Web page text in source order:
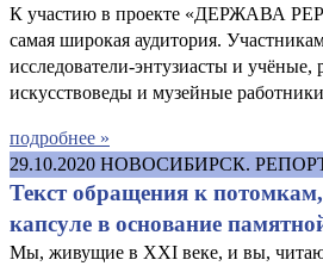
К участию в проекте «ДЕРЖАВА
самая широкая аудитория.
исследователи-энтузиасты и учёные,
искусствоведы и музейные
подробнее »
29.10.2020 НОВОСИБИРСК.
Текст обращения к
капсуле в основание
Мы, живущие в XXI веке, и вы,